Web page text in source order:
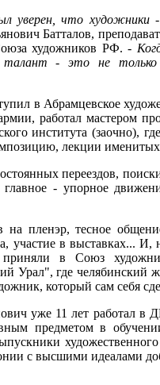
уверен, что художники
Батталов,
художников РФ. -
талант - это не
в Абрамцевское
работал мастером
института (заочно),
лекции
переездов,
- упорное
на пленэр, тесное
участие в выставках... И,
приняли в Союз
Урал", где челябинский
который сам себя
уже 11 лет работал
предметом в
с высшими идеалами